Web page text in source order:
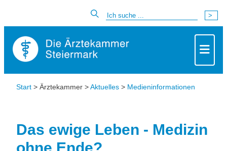
Start > Ärztekammer >Aktuelles > Medieninformationen
Das ewige Leben - Medizin